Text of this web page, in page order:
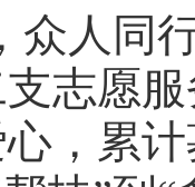
众人同
志愿
，累